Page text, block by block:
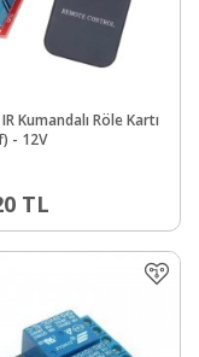
Kumandalı Röle Kartı
- 12V
TL